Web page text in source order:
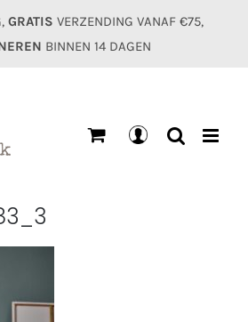
GRATIS VERZENDING VANAF €75,
BINNEN 14 DAGEN